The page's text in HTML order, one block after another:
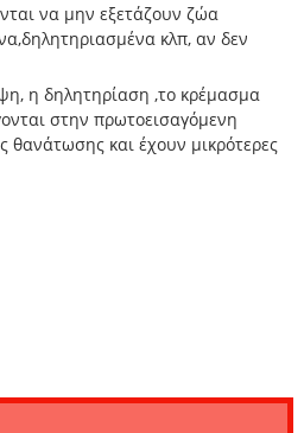
να μην εξετάζουν ζώα
κλπ, αν δεν
η δηλητηρίαση ,το κρέμασμα
στην πρωτοεισαγόμενη
θανάτωσης και έχουν μικρότερες